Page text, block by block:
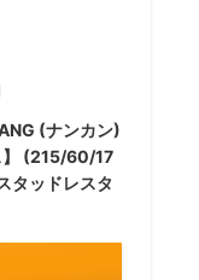
(ナンカン)
】 (215/60/17
ッドレスタ